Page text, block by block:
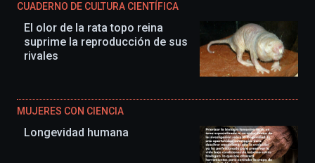
CUADERNO DE CULTURA CIENTÍFICA
El olor de la rata topo reina
suprime la reproducción de sus
rivales
MUJERES CON CIENCIA
Longevidad humana